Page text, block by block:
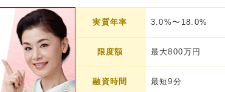
実質年率 3.0%〜18.0%
限度額 最大800万円
融資時間 最短9分